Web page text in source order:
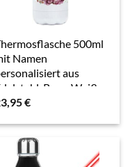
500ml
Namen
aus
Rosa-Weiß,
für
Schmetterling
Mandala (Flamingo…
€